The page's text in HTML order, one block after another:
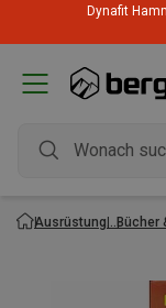
Dynafit
Ausrüstung Bücher